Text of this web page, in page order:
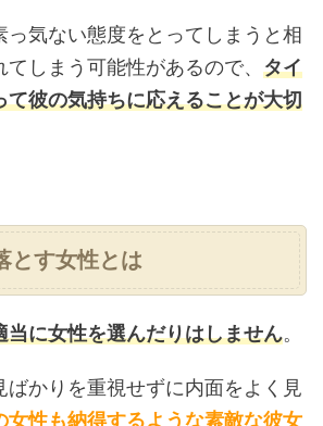
っ気ない態度をとってしまうと相
しまう可能性があるので、 タイ
て彼の気持ちに応えることが大切
とす女性とは
当に女性を選んだりはしません。
ばかりを重視せずに内面をよく見
女性も納得するような素敵な彼女